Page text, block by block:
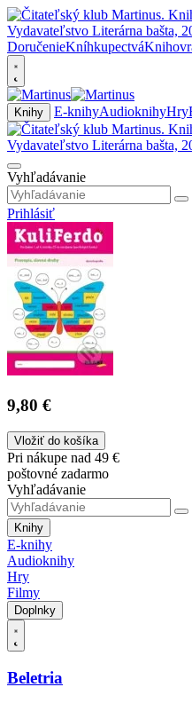
DoručenieKníhkupectvá
Knihy E-knihyAudioknihyHry
Vyhľadávanie
Prihlásiť
9,80 €
Vložiť do košíka
Pri nákupe nad 49 €
poštovné zadarmo
Vyhľadávanie
Knihy
E-knihy
Audioknihy
Hry
Filmy
Doplnky
Beletria